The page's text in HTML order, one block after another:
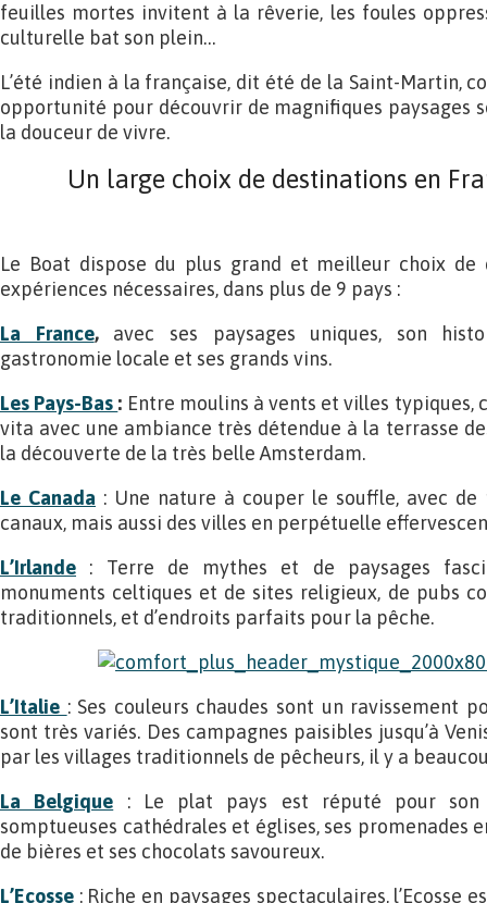
feuilles mortes invitent à la rêverie, les foules
culturelle bat son plein…
L’été indien à la française, dit été de la Saint-Martin,
opportunité pour découvrir de magnifiques paysages
la douceur de vivre.
Un large choix de destinations en
Le Boat dispose du plus grand et meilleur choix de
expériences nécessaires, dans plus de 9 pays :
La France, avec ses paysages uniques, son
gastronomie locale et ses grands vins.
Les Pays-Bas : Entre moulins à vents et villes typiques,
vita avec une ambiance très détendue à la terrasse
la découverte de la très belle Amsterdam.
Le Canada : Une nature à couper le souffle, avec
canaux, mais aussi des villes en perpétuelle
L’Irlande : Terre de mythes et de paysages
monuments celtiques et de sites religieux, de pubs
traditionnels, et d’endroits parfaits pour la pêche.
L’Italie : Ses couleurs chaudes sont un ravissement
sont très variés. Des campagnes paisibles jusqu’à
par les villages traditionnels de pêcheurs, il y a
La Belgique : Le plat pays est réputé pour son
somptueuses cathédrales et églises, ses promenades
de bières et ses chocolats savoureux.
L’Ecosse : Riche en paysages spectaculaires, l’Ecosse